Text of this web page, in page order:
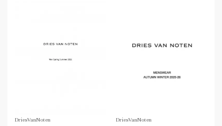
DriesVanNoten DriesVanNoten